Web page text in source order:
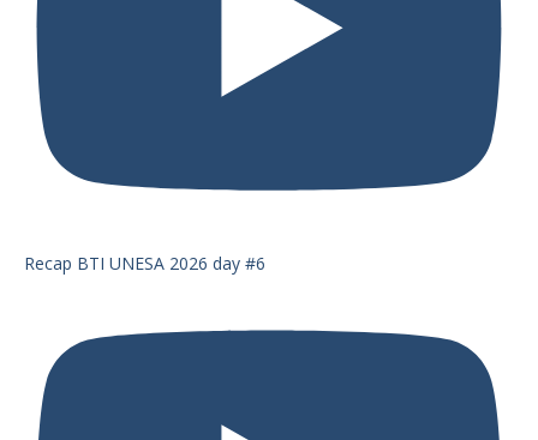
Recap BTI UNESA 2026 day #6